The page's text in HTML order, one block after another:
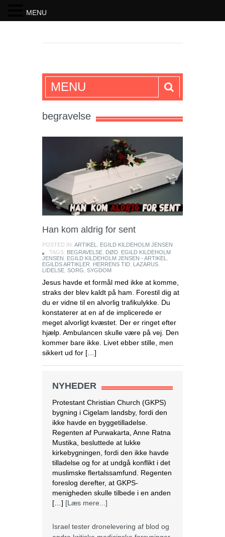
SKRIFTEN
MENU
begravelse
Han kom aldrig for sent
POSTED IN: ARTIKEL
EGILD KILDEHOLM JENSEN
TAGS: BEGRAVELSE DØD
EGILD KILDEHOLM
JENSEN
EGILD KILDEHOLM JENSEN - ARTIKEL
EGILDS ARTIKLER
HERRENS TID LAZARUS
LIDELSE SORG SYGDOM
Jesus havde et formål med ikke at komme,
straks der blev kaldt på ham. Forestil dig at
du er vidne til en alvorlig trafikulykke. Du
konstaterer at en af de implicerede er
meget alvorligt kvæstet. Der er ringet efter
hjælp. Ambulancen skulle være på vej. Den
kommer bare ikke. Livet ebber stille, men
sikkert ud for […]
NYHEDER
Endnu en kirkelukning i Indonesien
Purwakarta
regeringsmyndigheden i
Vestjava lukkede
Purwakarta Simalungun
Protestant Christian Church (GKPS)
bygning i Cigelam landsby, fordi den
Mustika, besluttede at lukke
tilladelse og for at undgå konflikt i det
muslimske flertalssamfund. Regenten
foreslog derefter, at GKPS-
menigheden skulle tilbede i en anden
[…][Læs mere...]
Israel tester dronelevering af blod og
andre kritiske medicinske forsyninger
I krigs- og katastrofetider
kan droner være den
transportere blodprodukter og
MENU